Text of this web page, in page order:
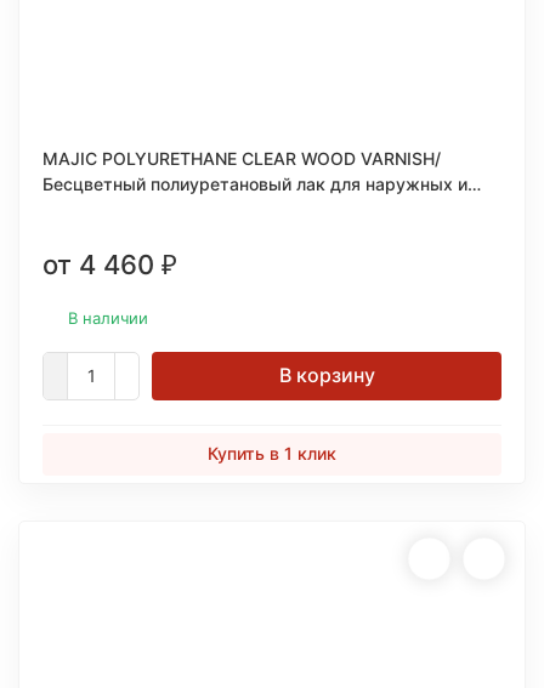
MAJIC POLYURETHANE CLEAR WOOD VARNISH/
Бесцветный полиуретановый лак для наружных и
от 4 460 ₽
В наличии
В корзину
Купить в 1 клик